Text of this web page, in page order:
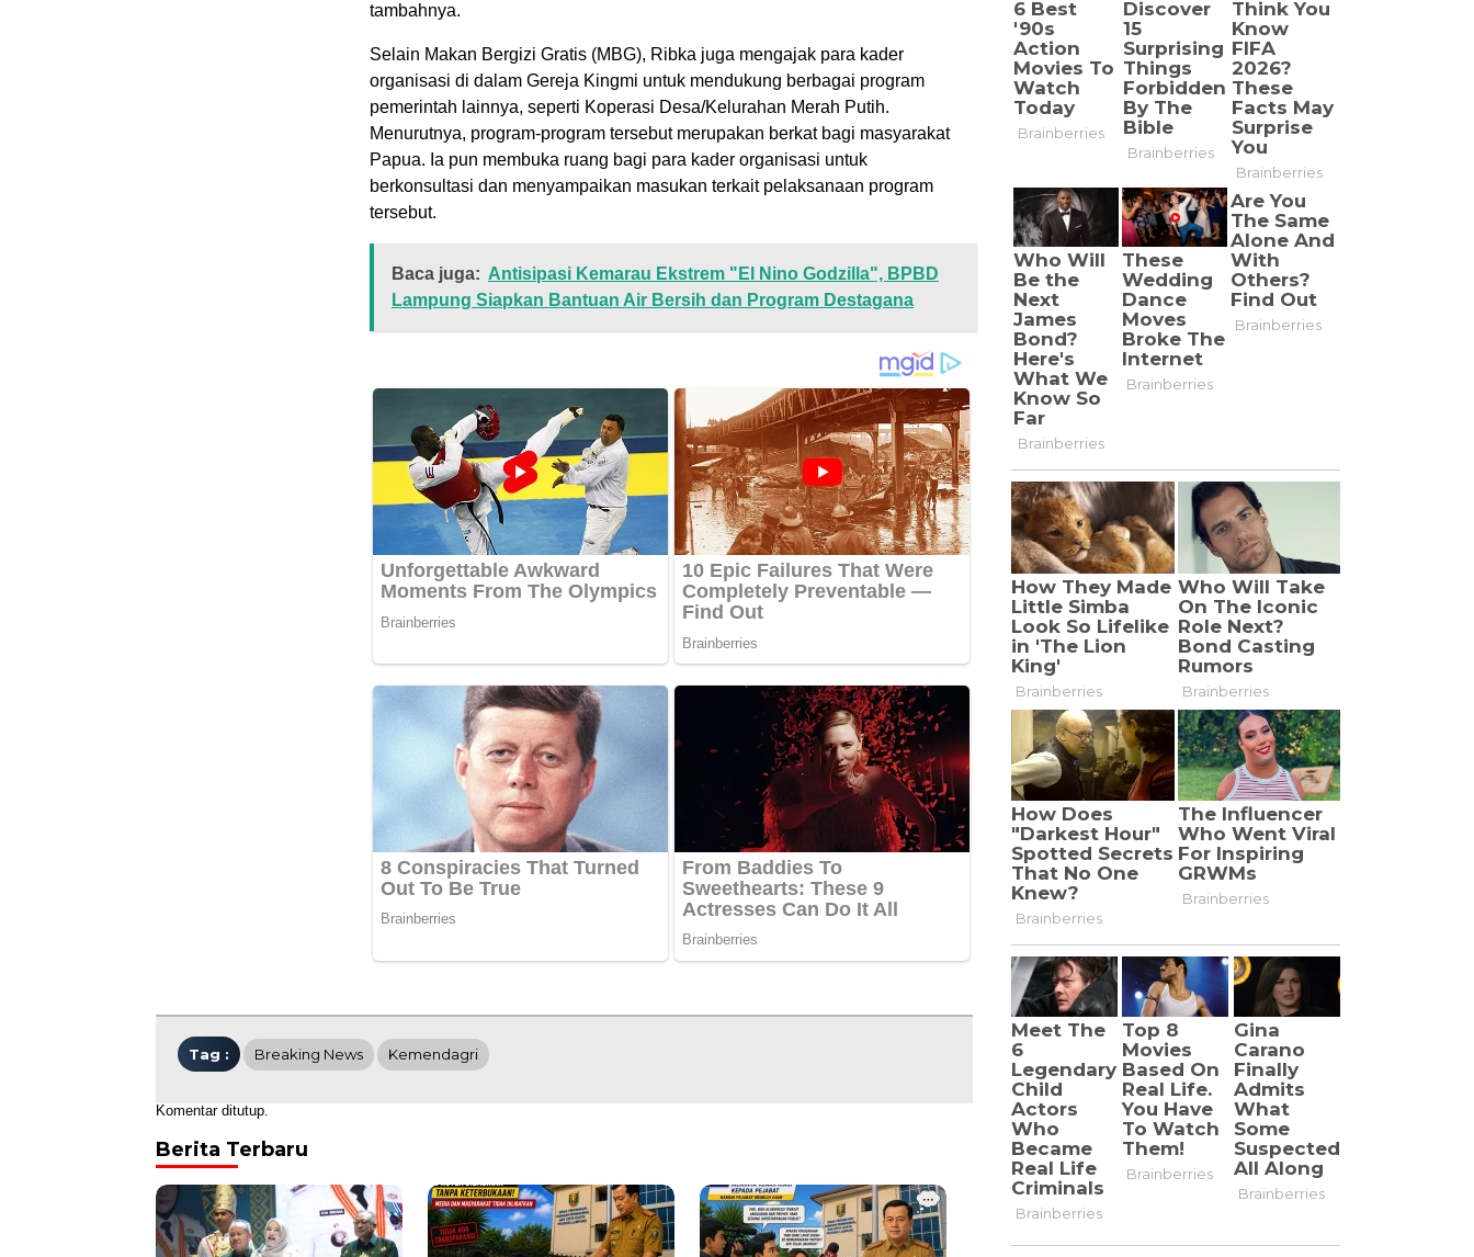
tambahnya.
Selain Makan Bergizi Gratis (MBG), Ribka juga mengajak para kader
organisasi di dalam Gereja Kingmi untuk mendukung berbagai program
pemerintah lainnya, seperti Koperasi Desa/Kelurahan Merah Putih.
Menurutnya, program-program tersebut merupakan berkat bagi masyarakat
Papua. Ia pun membuka ruang bagi para kader organisasi untuk
berkonsultasi dan menyampaikan masukan terkait pelaksanaan program
tersebut.
Baca juga: Antisipasi Kemarau Ekstrem "El Nino Godzilla", BPBD
Lampung Siapkan Bantuan Air Bersih dan Program Destagana
Tag : Breaking News Kemendagri
Komentar ditutup.
Berita Terbaru